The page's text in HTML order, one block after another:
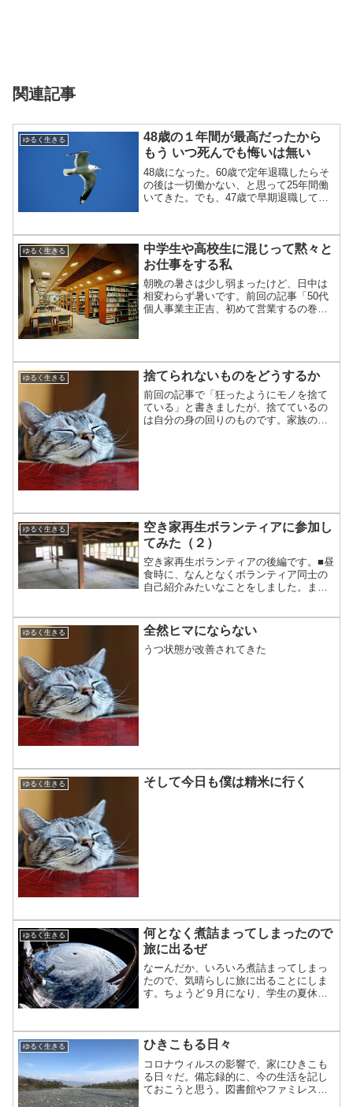
関連記事
ゆるく生きる
48歳の１年間が最高だったから
もう いつ死んでも悔いは無い
48歳になった。60歳で定年退職したらそ
の後は一切働かない、と思って25年間働
いてきた。でも、47歳で早期退職してし
なる。早期退職したけど、お金を稼がな
いままだと、何...
ゆるく生きる
中学生や高校生に混じって黙々と
お仕事をする私
朝晩の暑さは少し弱まったけど、日中は
相変わらず暑いです。前回の記事「50代
個人事業主正吉、初めて営業するの巻」
ってしまい、なかなか進...
ゆるく生きる 捨てられないものをどうするか
前回の記事で「狂ったようにモノを捨て
ている」と書きましたが、捨てているの
は自分の身の回りのものです。家族のも
ゆるく生きる
空き家再生ボランティアに参加し
てみた（２）
空き家再生ボランティアの後編です。■昼
食時に、なんとなくボランティア同士の
自己紹介みたいなことをしました。ま
す？」みたいな感じの、自主的自己紹介
だったんだけど、僕みたいに...
ゆるく生きる 全然ヒマにならない
うつ状態が改善されてきた
ゆるく生きる そして今日も僕は精米に行く
ゆるく生きる
何となく煮詰まってしまったので
旅に出るぜ
なーんだか、いろいろ煮詰まってしまっ
たので、気晴らしに旅に出ることにしま
す。ちょうど９月になり、学生の夏休み
す。その後の予定は未定。千葉から茨城
方面に行って、海を見ながら...
ゆるく生きる ひきこもる日々
コロナウィルスの影響で、家にひきこも
る日々だ。備忘録的に、今の生活を記し
ておこうと思う。図書館やファミレスに